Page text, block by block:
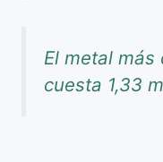
El metal
cuesta 1,33